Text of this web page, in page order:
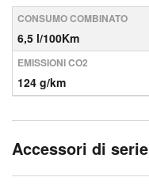
CONSUMO COMBINATO
6,5 l/100Km
EMISSIONI CO2
124 g/km
Accessori di serie